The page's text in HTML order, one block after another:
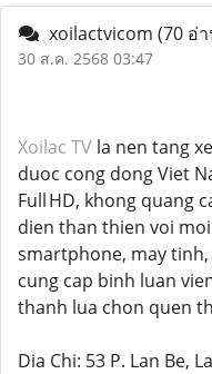
xoilactvicom (70 อ่
30 ส.ค. 2568 03:47
Xoilac TV la nen tang
duoc cong dong Viet
Full HD, khong quang
dien than thien voi
smartphone, may tinh,
cung cap binh luan
thanh lua chon quen
Dia Chi: 53 P. Lan Be,